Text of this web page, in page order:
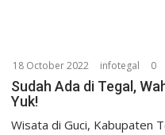
18 October 2022 infotegal 0
Sudah Ada di Tegal,
Yuk!
Wisata di Guci, Kabupaten